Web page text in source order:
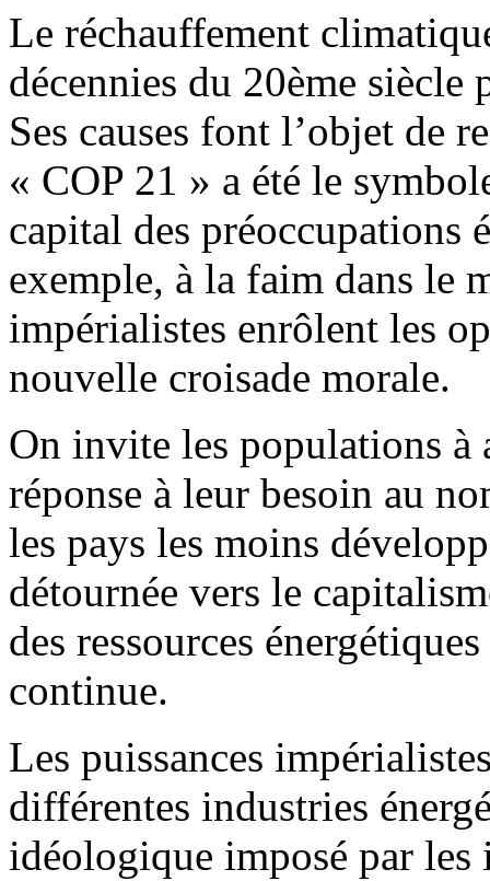
Le réchauffement
décennies du 20ème siècle
Ses causes font l’objet de
« COP 21 » a été le
capital des préoccupations
exemple, à la faim dans le
impérialistes enrôlent les
nouvelle croisade morale.
On invite les populations à
réponse à leur besoin au
les pays les moins
détournée vers le
des ressources
continue.
Les puissances
différentes industries
idéologique imposé par